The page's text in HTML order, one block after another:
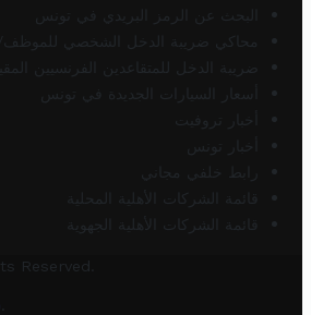
البحث عن الرمز البريدي في تونس
محاكي ضريبة الدخل الشخصي للموظف/
ضريبة الدخل للمتقاعدين الفرنسيين
أسعار السيارات الجديدة في تونس
أخبار تروفيت
أخبار تونس
رابط خلفي مجاني
قائمة الشركات الأهلية المحلية
قائمة الشركات الأهلية الجهوية
Reserved.